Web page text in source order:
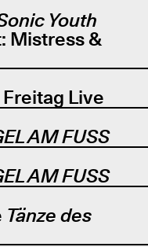
Youth
Mistress &
Freitag Live
AM FUSS
AM FUSS
Tänze des